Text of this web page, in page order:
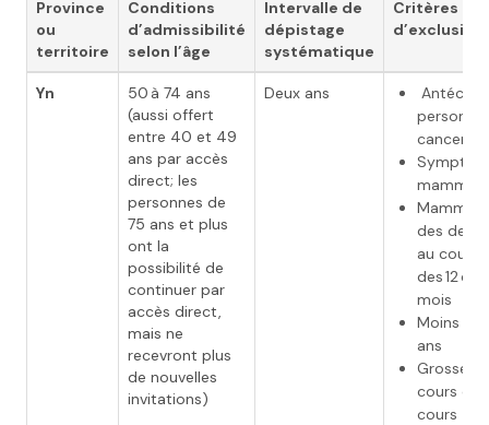
Province
ou
territoire
Conditions
d’admissibilité
selon l’âge
Intervalle de
dépistage
systématique
Critères
d’exclusion
Yn
50 à 74 ans
(aussi offert
entre 40 et 49
ans par accès
direct; les
personnes de
75 ans et plus
ont la
possibilité de
continuer par
accès direct,
mais ne
recevront plus
de nouvelles
invitations)
Deux ans
cancer
des deux
au cours
des 12
mois
Moins de
ans
cours ou
cours